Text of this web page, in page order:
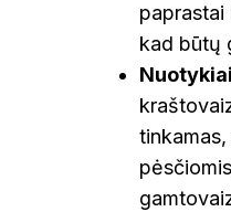
paprastai
kad būtų